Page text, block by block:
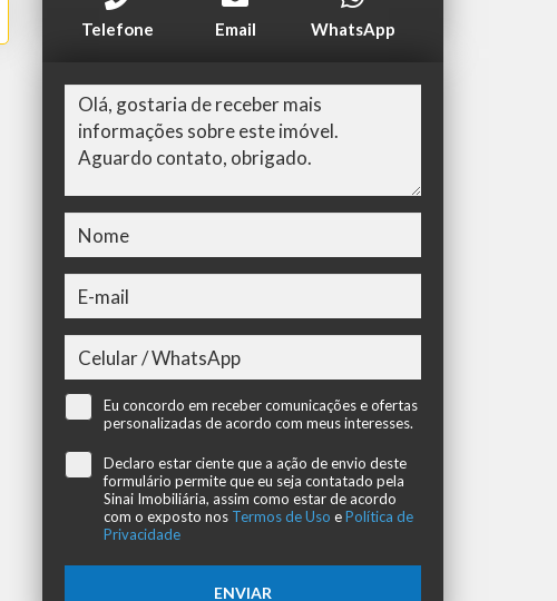
Telefone Email WhatsApp
Eu concordo em receber comunicações e ofertas
personalizadas de acordo com meus interesses.
Declaro estar ciente que a ação de envio deste
formulário permite que eu seja contatado pela
Sinai Imobiliária, assim como estar de acordo
com o exposto nos Termos de Uso ePolítica de
Privacidade
ENVIAR